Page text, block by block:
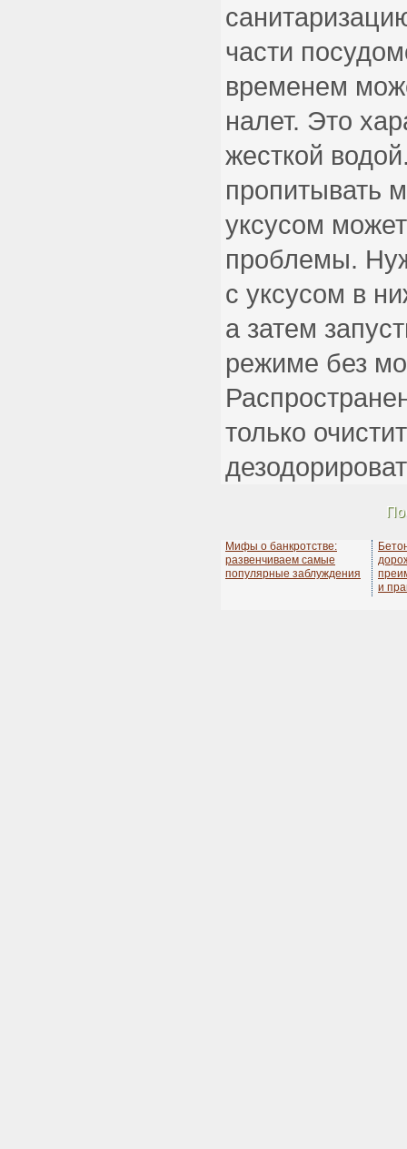
части
временем
налет. Это
жесткой
пропитывать
уксусом
проблемы.
с уксусом в
а затем
режиме без
только
Мифы о банкротстве:
развенчиваем самые
популярные заблуждения
и